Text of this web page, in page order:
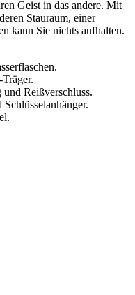
Geist in das andere. Mit
Stauraum, einer
kann Sie nichts aufhalten.
Reißverschluss.